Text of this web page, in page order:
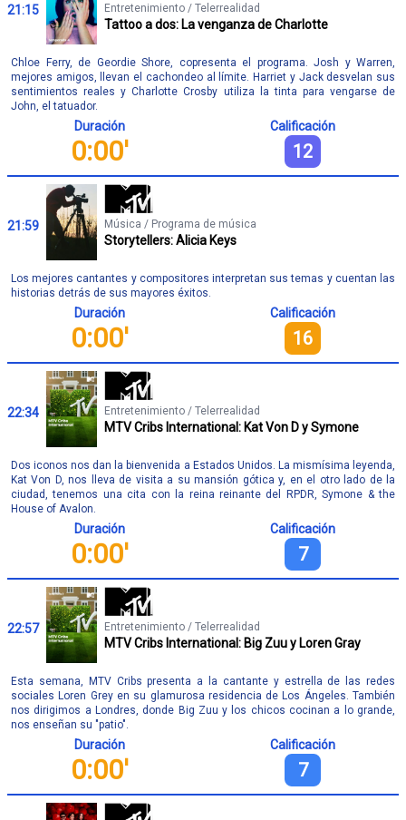
21:15 Entretenimiento / Telerrealidad
Tattoo a dos: La venganza de Charlotte
Chloe Ferry, de Geordie Shore, copresenta el programa. Josh y Warren,
mejores amigos, llevan el cachondeo al límite. Harriet y Jack desvelan sus
sentimientos reales y Charlotte Crosby utiliza la tinta para vengarse de
John, el tatuador.
Duración
0:00'
Calificación
12
21:59 Música / Programa de música
Storytellers: Alicia Keys
Los mejores cantantes y compositores interpretan sus temas y cuentan las
historias detrás de sus mayores éxitos.
Duración
0:00'
Calificación
16
22:34 Entretenimiento / Telerrealidad
MTV Cribs International: Kat Von D y Symone
Dos iconos nos dan la bienvenida a Estados Unidos. La mismísima leyenda,
Kat Von D, nos lleva de visita a su mansión gótica y, en el otro lado de la
ciudad, tenemos una cita con la reina reinante del RPDR, Symone & the
House of Avalon.
Duración
0:00'
Calificación
7
22:57 Entretenimiento / Telerrealidad
MTV Cribs International: Big Zuu y Loren Gray
Esta semana, MTV Cribs presenta a la cantante y estrella de las redes
sociales Loren Grey en su glamurosa residencia de Los Ángeles. También
nos dirigimos a Londres, donde Big Zuu y los chicos cocinan a lo grande,
nos enseñan su "patio".
Duración
0:00'
Calificación
7